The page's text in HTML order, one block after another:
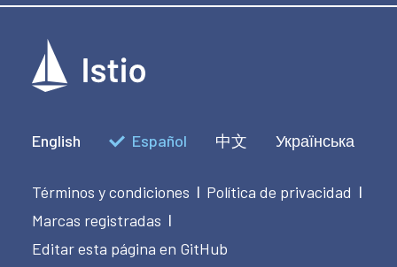
English Español 中文 Українська
Términos y condiciones | Política de privacidad |
Marcas registradas |
Editar esta página en GitHub